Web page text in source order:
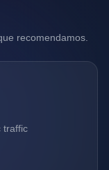
recomendamos.
traffic